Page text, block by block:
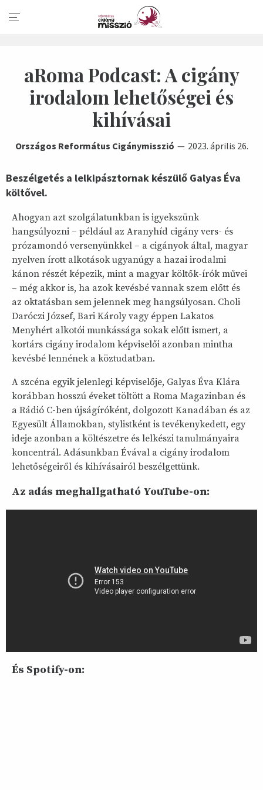
aRoma Podcast: A cigány
irodalom lehetőségei és
kihívásai
Országos Református Cigánymisszió 2023. április 26.
Beszélgetés a lelkipásztornak készülő Galyas Éva
költővel.
Ahogyan azt szolgálatunkban is igyekszünk
hangsúlyozni – például az Aranyhíd cigány vers- és
prózamondó versenyünkkel – a cigányok által, magyar
nyelven írott alkotások ugyanúgy a hazai irodalmi
kánon részét képezik, mint a magyar költők-írók művei
– még akkor is, ha azok kevésbé vannak szem előtt és
az oktatásban sem jelennek meg hangsúlyosan. Choli
Daróczi József, Bari Károly vagy éppen Lakatos
Menyhért alkotói munkássága sokak előtt ismert, a
kortárs cigány irodalom képviselői azonban mintha
kevésbé lennének a köztudatban.
A szcéna egyik jelenlegi képviselője, Galyas Éva Klára
korábban hosszú éveket töltött a Roma Magazinban és
a Rádió C-ben újságíróként, dolgozott Kanadában és az
Egyesült Államokban, stylistként is tevékenykedett, egy
ideje azonban a költészetre és lelkészi tanulmányaira
koncentrál. Adásunkban Évával a cigány irodalom
lehetőségeiről és kihívásairól beszélgettünk.
Az adás meghallgatható YouTube-on:
És Spotify-on: